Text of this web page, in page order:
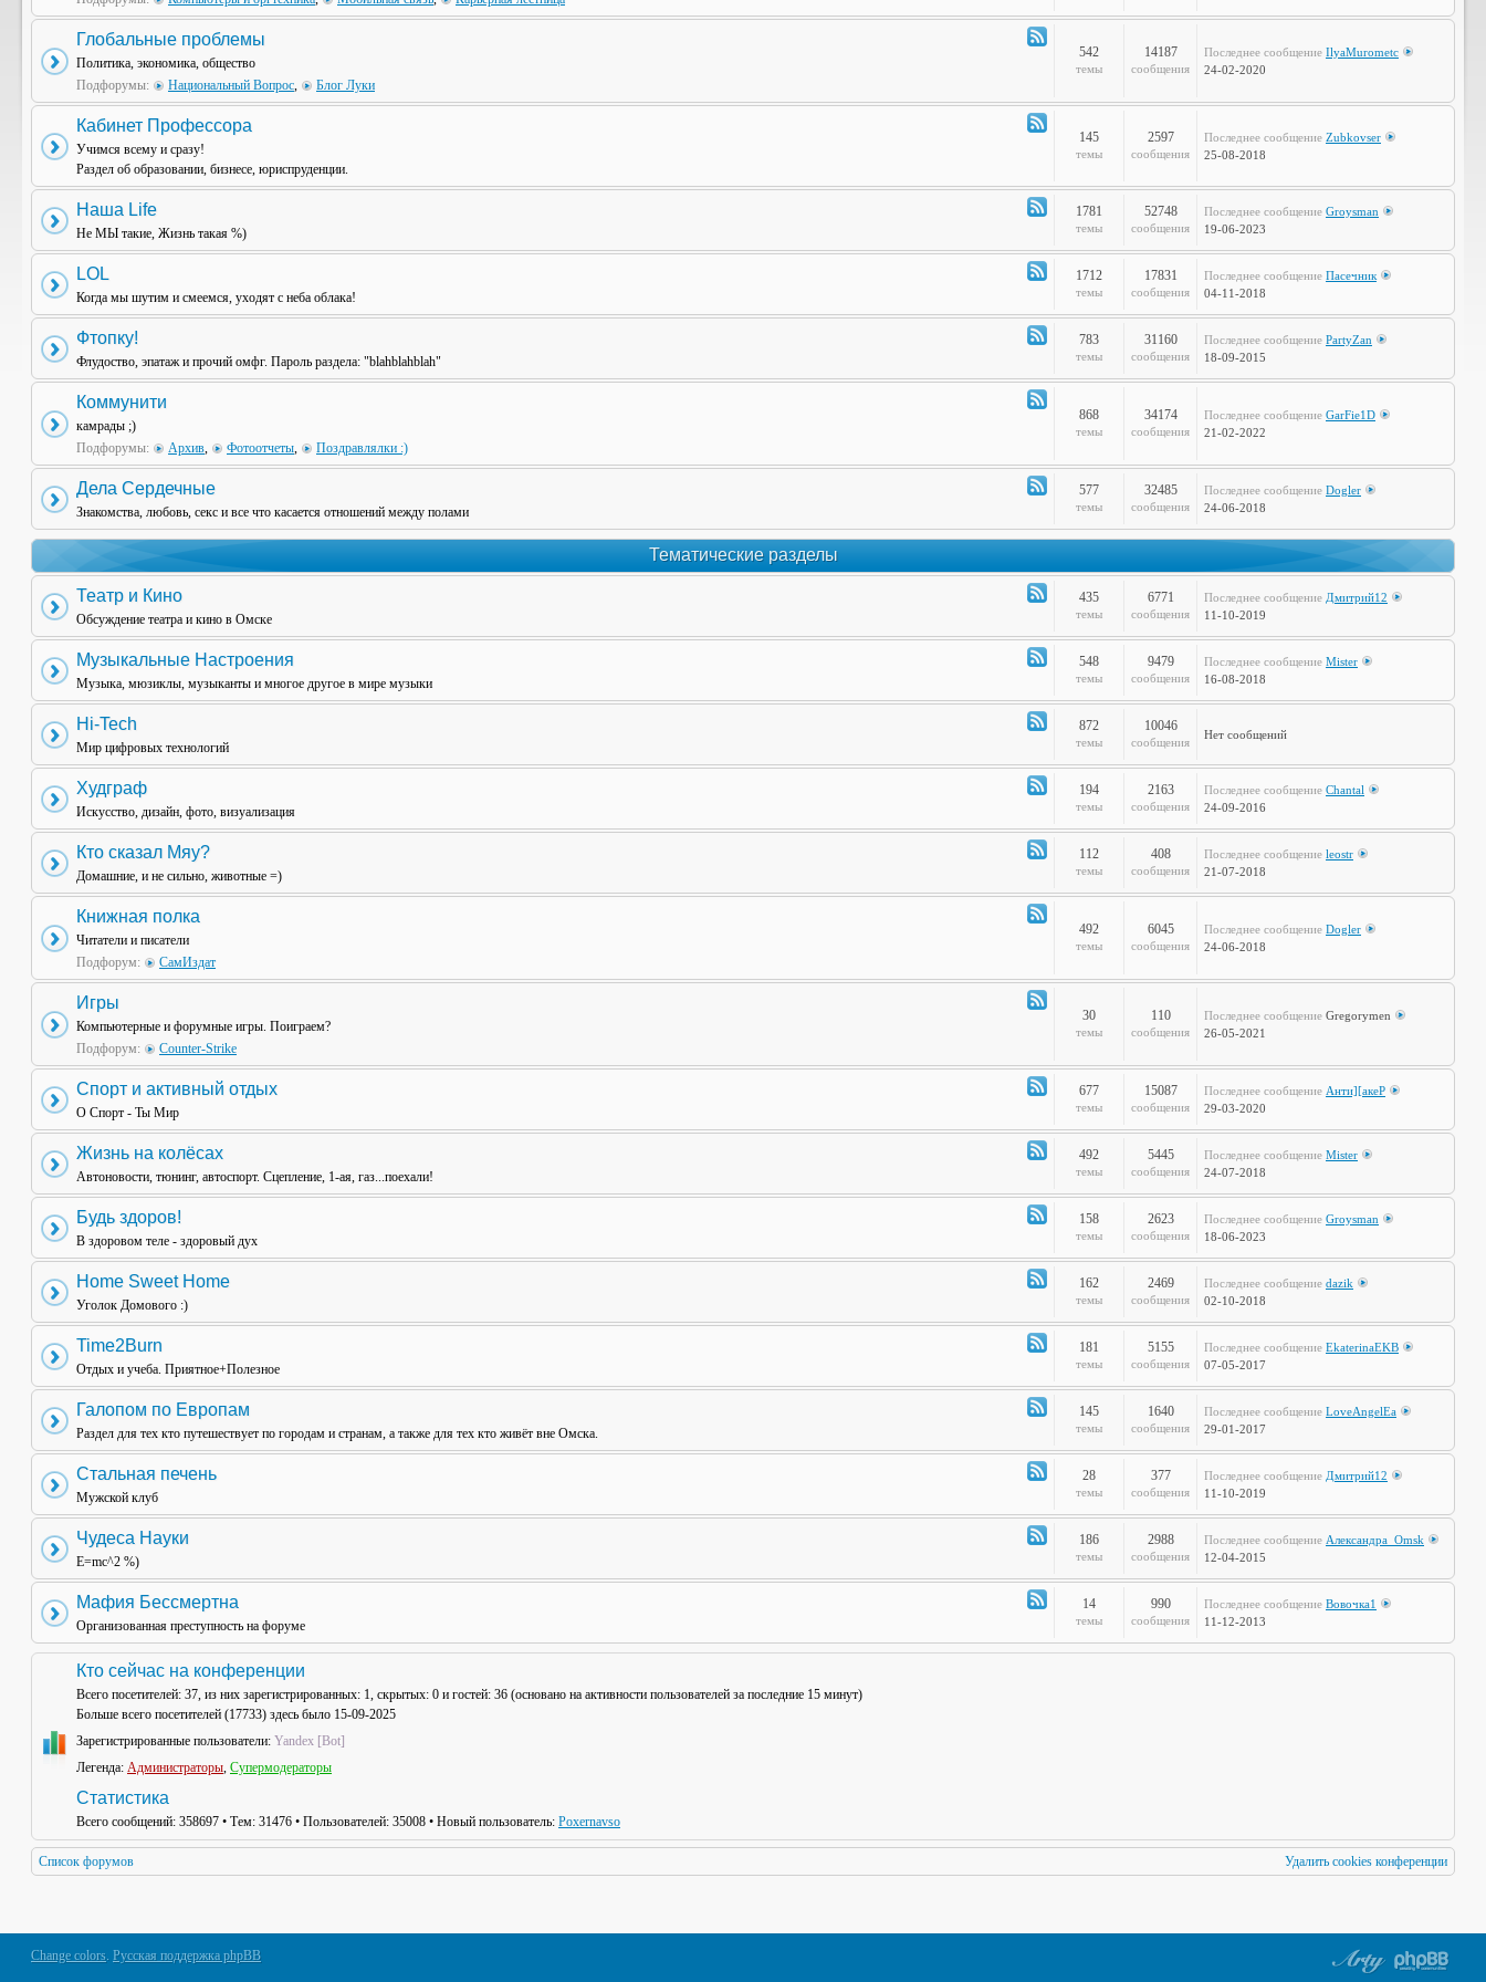
Канал
Глобальные проблемы
Политика, экономика, общество
Подфорумы:
Национальный Вопрос, Блог Луки
542
темы
14187
сообщения
Последнее сообщение IlyaMurometc
24-02-2020
Кабинет
Профессора
Кабинет Профессора
Учимся всему и сразу!
Раздел об образовании, бизнесе, юриспруденции.
145
темы
2597
сообщения
Последнее сообщение Zubkovser
25-08-2018
Канал
-
Наша Life
Не МЫ такие, Жизнь такая %)
1781
темы
52748
сообщения
Последнее сообщение Groysman
19-06-2023
Канал
-
LOL
Когда мы шутим и смеемся, уходят с неба облака!
1712
темы
17831
сообщения
Последнее сообщение Пасечник
04-11-2018
Канал
-
Фтопку!
Флудоство, эпатаж и прочий омфг. Пароль раздела: "blahblahblah"
783
темы
31160
сообщения
Последнее сообщение PartyZan
18-09-2015
Канал
Коммунити
камрады ;)
Подфорумы:
Архив, Фотоотчеты, Поздравлялки :)
868
темы
34174
сообщения
Последнее сообщение GarFie1D
21-02-2022
Канал
-
Дела Сердечные
Знакомства, любовь, секс и все что касается отношений между полами
577
темы
32485
сообщения
Последнее сообщение Dogler
24-06-2018
Тематические разделы
Канал
-
Театр и Кино
Обсуждение театра и кино в Омске
435
темы
6771
сообщения
Последнее сообщение Дмитрий12
11-10-2019
Канал
-
Музыкальные
Музыкальные Настроения
Музыка, мюзиклы, музыканты и многое другое в мире музыки
548
темы
9479
сообщения
Последнее сообщение Mister
16-08-2018
Канал
-
Hi-Tech
Мир цифровых технологий
872
темы
10046
сообщения
Нет сообщений
Канал
-
Худграф
Худграф
Искусство, дизайн, фото, визуализация
194
темы
2163
сообщения
Последнее сообщение Chantal
24-09-2016
Канал
-
сказал
Мяу?
Кто сказал Мяу?
Домашние, и не сильно, животные =)
112
темы
408
сообщения
Последнее сообщение leostr
21-07-2018
Канал
Книжная полка
Читатели и писатели
Подфорум:
СамИздат
492
темы
6045
сообщения
Последнее сообщение Dogler
24-06-2018
Игры
Компьютерные и форумные игры. Поиграем?
Подфорум:
Counter-Strike
30
темы
110
сообщения
Последнее сообщение Gregorymen
26-05-2021
Канал
-
Спорт и активный отдых
О Спорт - Ты Мир
677
темы
15087
сообщения
Последнее сообщение Анти][акеР
29-03-2020
Канал
-
Жизнь
Жизнь на колёсах
Автоновости, тюнинг, автоспорт. Сцепление, 1-ая, газ...поехали!
492
темы
5445
сообщения
Последнее сообщение Mister
24-07-2018
Канал
-
Будь здоров!
В здоровом теле - здоровый дух
158
темы
2623
сообщения
Последнее сообщение Groysman
18-06-2023
Канал
-
Home Sweet Home
Уголок Домового :)
162
темы
2469
сообщения
Последнее сообщение dazik
02-10-2018
Канал
-
Time2Burn
Time2Burn
Отдых и учеба. Приятное+Полезное
181
темы
5155
сообщения
Последнее сообщение EkaterinaEKB
07-05-2017
Канал
-
Галопом
Галопом по Европам
Раздел для тех кто путешествует по городам и странам, а также для тех кто живёт вне Омска.
145
темы
1640
сообщения
Последнее сообщение LoveAngelEa
29-01-2017
Канал
-
Стальная
Стальная печень
Мужской клуб
28
темы
377
сообщения
Последнее сообщение Дмитрий12
11-10-2019
Канал
-
Чудеса Науки
E=mc^2 %)
186
темы
2988
сообщения
Последнее сообщение Александра_Omsk
12-04-2015
Канал
-
Мафия Бессмертна
Организованная преступность на форуме
14
темы
990
сообщения
Последнее сообщение Вовочка1
11-12-2013
Кто сейчас на конференции
Всего посетителей: 37, из них зарегистрированных: 1, скрытых: 0 и гостей: 36 (основано на активности пользователей за последние 15 минут)
Больше всего посетителей (17733) здесь было 15-09-2025
Зарегистрированные пользователи: Yandex [Bot]
Легенда: Администраторы, Супермодераторы
Статистика
Всего сообщений: 358697 • Тем: 31476 • Пользователей: 35008 • Новый пользователь: Poxernavso
Список форумов Удалить cookies конференции
Change colors. Русская поддержка phpBB